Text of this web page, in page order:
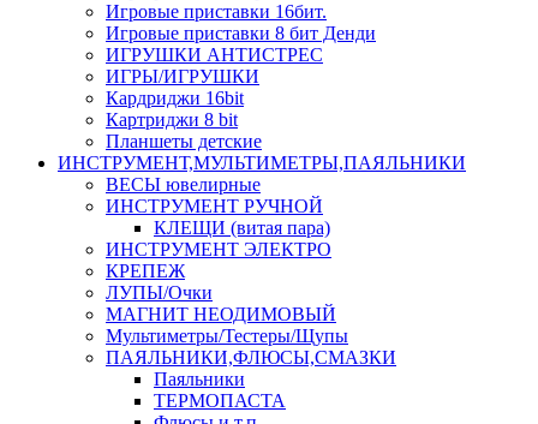
Игровые приставки 16бит.
Игровые приставки 8 бит Денди
ИГРУШКИ АНТИСТРЕС
ИГРЫ/ИГРУШКИ
Кардриджи 16bit
Картриджи 8 bit
Планшеты детские
ИНСТРУМЕНТ,МУЛЬТИМЕТРЫ,ПАЯЛЬНИКИ
ВЕСЫ ювелирные
ИНСТРУМЕНТ РУЧНОЙ
КЛЕЩИ (витая пара)
ИНСТРУМЕНТ ЭЛЕКТРО
КРЕПЕЖ
ЛУПЫ/Очки
МАГНИТ НЕОДИМОВЫЙ
Мультиметры/Тестеры/Щупы
ПАЯЛЬНИКИ,ФЛЮСЫ,СМАЗКИ
Паяльники
ТЕРМОПАСТА